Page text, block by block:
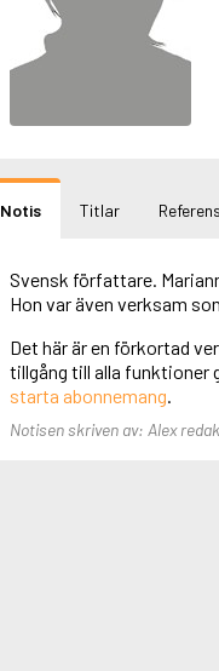
Notis Titlar
Svensk författare.
Hon var även verksam
Det här är en förkortad
tillgång till alla funktioner
starta abonnemang.
Notisen skriven av: Alex